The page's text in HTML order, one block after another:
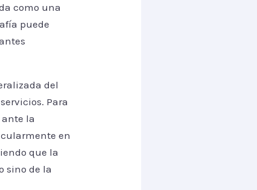
como una
puede
del
Para
la
en
que la
sino de la